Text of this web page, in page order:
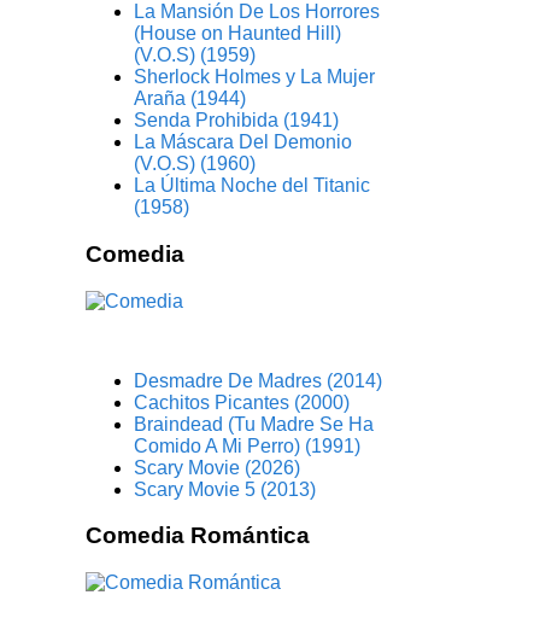
La Mansión De Los Horrores
(House on Haunted Hill)
(V.O.S) (1959)
Sherlock Holmes y La Mujer
Araña (1944)
Senda Prohibida (1941)
La Máscara Del Demonio
(V.O.S) (1960)
La Última Noche del Titanic
(1958)
Comedia
Desmadre De Madres (2014)
Cachitos Picantes (2000)
Braindead (Tu Madre Se Ha
Comido A Mi Perro) (1991)
Scary Movie (2026)
Scary Movie 5 (2013)
Comedia Romántica